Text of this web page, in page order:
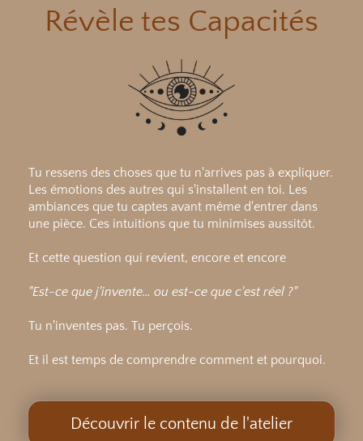
Révèle tes Capacités
Tu ressens des choses que tu n'arrives pas à expliquer.
Les émotions des autres qui s'installent en toi. Les
ambiances que tu captes avant même d'entrer dans
une pièce. Ces intuitions que tu minimises aussitôt.
Et cette question qui revient, encore et encore
"Est-ce que j'invente… ou est-ce que c'est réel ?"
Tu n'inventes pas. Tu perçois.
Et il est temps de comprendre comment et pourquoi.
Découvrir le contenu de l'atelier